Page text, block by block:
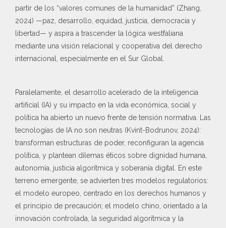
partir de los “valores comunes de la humanidad” (Zhang,
2024) —paz, desarrollo, equidad, justicia, democracia y
libertad— y aspira a trascender la lógica westfaliana
mediante una visión relacional y cooperativa del derecho
internacional, especialmente en el Sur Global.
Paralelamente, el desarrollo acelerado de la inteligencia
artificial (IA) y su impacto en la vida económica, social y
política ha abierto un nuevo frente de tensión normativa. Las
tecnologías de IA no son neutras (Kvint-Bodrunov, 2024):
transforman estructuras de poder, reconfiguran la agencia
política, y plantean dilemas éticos sobre dignidad humana,
autonomía, justicia algorítmica y soberanía digital. En este
terreno emergente, se advierten tres modelos regulatorios:
el modelo europeo, centrado en los derechos humanos y
el principio de precaución; el modelo chino, orientado a la
innovación controlada, la seguridad algorítmica y la